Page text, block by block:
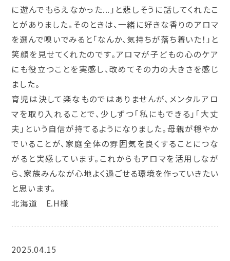
に遊んでもらえなかった...」と悲しそうに話してくれたこ
とがありました。そのときは、一緒に好きな香りのアロマ
を選んで嗅いでみると「なんか、気持ちが落ち着いた！」と
笑顔を見せてくれたのです。アロマが子どもの心のケア
にも役立つことを実感し、改めてその力の大きさを感じ
ました。
育児は決して楽なものではありませんが、メンタルアロ
マを取り入れることで、少しずつ「私にもできる」「大丈
夫」という自信が持てるようになりました。母親が穏やか
でいることが、家庭全体の雰囲気を良くすることにつな
がると実感しています。これからもアロマを活用しなが
ら、家族みんなが心地よく過ごせる環境を作っていきたい
と思います。
北海道 E.H様
2025.04.15